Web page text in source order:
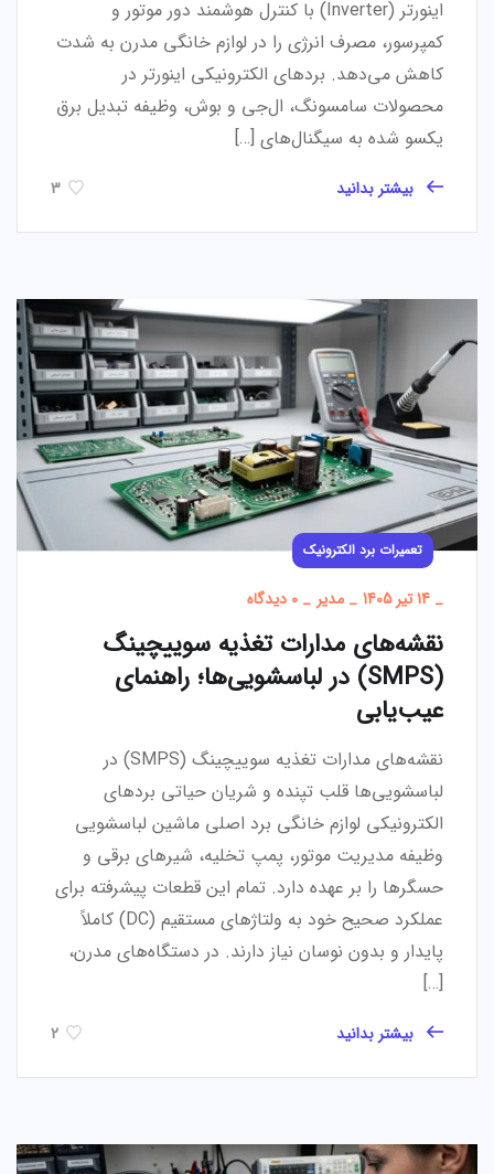
اینورتر (Inverter) با کنترل هوشمند دور موتور و
کمپرسور، مصرف انرژی را در لوازم خانگی مدرن به شدت
کاهش می‌دهد. بردهای الکترونیکی اینورتر در
محصولات سامسونگ، ال‌جی و بوش، وظیفه تبدیل برق
یکسو شده به سیگنال‌های […]
بیشتر بدانید 3
تعمیرات برد الکترونیک
_ 14 تیر 1405 _ مدیر _ 0 دیدگاه
نقشه‌های مدارات تغذیه سوییچینگ
(SMPS) در لباسشویی‌ها؛ راهنمای
عیب‌یابی
نقشه‌های مدارات تغذیه سوییچینگ (SMPS) در
لباسشویی‌ها قلب تپنده و شریان حیاتی بردهای
الکترونیکی لوازم خانگی برد اصلی ماشین لباسشویی
وظیفه مدیریت موتور، پمپ تخلیه، شیرهای برقی و
حسگرها را بر عهده دارد. تمام این قطعات پیشرفته برای
عملکرد صحیح خود به ولتاژهای مستقیم (DC) کاملاً
پایدار و بدون نوسان نیاز دارند. در دستگاه‌های مدرن،
[…]
بیشتر بدانید 2